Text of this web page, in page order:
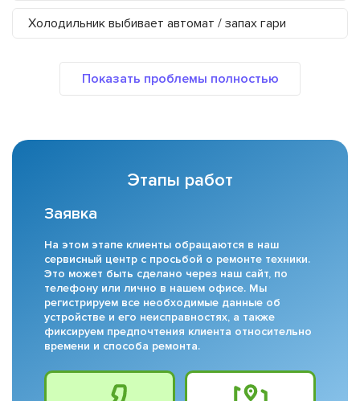
Холодильник выбивает автомат / запах гари
Этапы работ
Заявка
На этом этапе клиенты обращаются в наш
сервисный центр с просьбой о ремонте техники.
Это может быть сделано через наш сайт, по
телефону или лично в нашем офисе. Мы
регистрируем все необходимые данные об
устройстве и его неисправностях, а также
фиксируем предпочтения клиента относительно
времени и способа ремонта.